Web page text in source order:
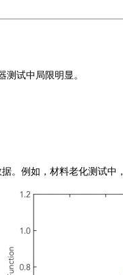
试中局限明显。
。例如，材料老化测试中，